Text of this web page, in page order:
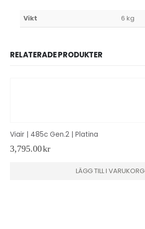
Vikt 6 kg
RELATERADE PRODUKTER
Viair | 485c Gen.2 | Platina
3,795.00kr
LÄGG TILL I VARUKORG